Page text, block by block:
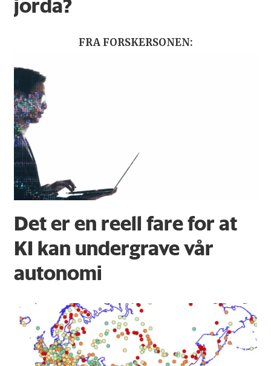
jorda?
FRA FORSKERSONEN:
Det er en reell fare for at
KI kan undergrave vår
autonomi